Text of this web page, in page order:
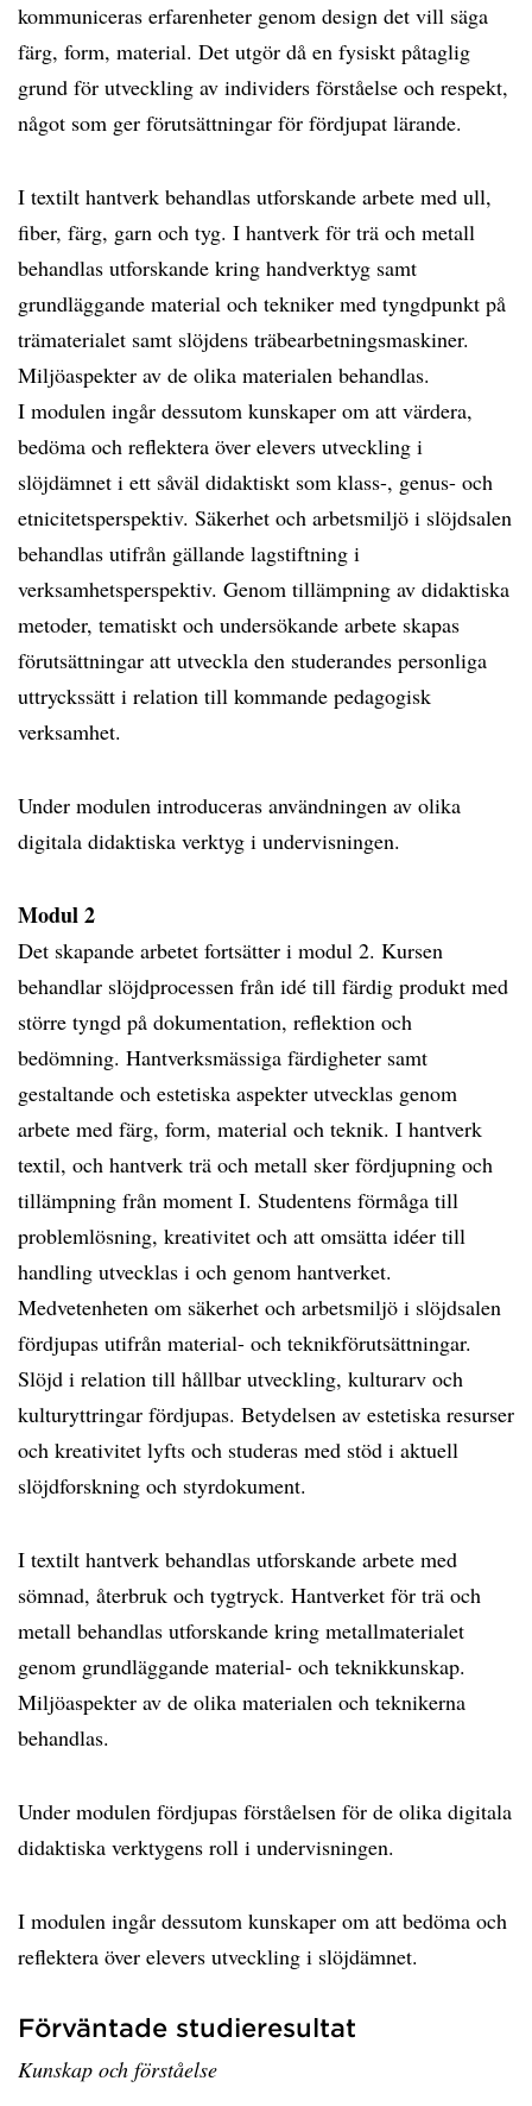
kommuniceras erfarenheter genom design det vill säga
färg, form, material. Det utgör då en fysiskt påtaglig
grund för utveckling av individers förståelse och respekt,
något som ger förutsättningar för fördjupat lärande.
I textilt hantverk behandlas utforskande arbete med ull,
fiber, färg, garn och tyg. I hantverk för trä och metall
behandlas utforskande kring handverktyg samt
grundläggande material och tekniker med tyngdpunkt på
trämaterialet samt slöjdens träbearbetningsmaskiner.
Miljöaspekter av de olika materialen behandlas.
I modulen ingår dessutom kunskaper om att värdera,
bedöma och reflektera över elevers utveckling i
slöjdämnet i ett såväl didaktiskt som klass-, genus- och
etnicitetsperspektiv. Säkerhet och arbetsmiljö i slöjdsalen
behandlas utifrån gällande lagstiftning i
verksamhetsperspektiv. Genom tillämpning av didaktiska
metoder, tematiskt och undersökande arbete skapas
förutsättningar att utveckla den studerandes personliga
uttryckssätt i relation till kommande pedagogisk
verksamhet.
Under modulen introduceras användningen av olika
digitala didaktiska verktyg i undervisningen.
Modul 2
Det skapande arbetet fortsätter i modul 2. Kursen
behandlar slöjdprocessen från idé till färdig produkt med
större tyngd på dokumentation, reflektion och
bedömning. Hantverksmässiga färdigheter samt
gestaltande och estetiska aspekter utvecklas genom
arbete med färg, form, material och teknik. I hantverk
textil, och hantverk trä och metall sker fördjupning och
tillämpning från moment I. Studentens förmåga till
problemlösning, kreativitet och att omsätta idéer till
handling utvecklas i och genom hantverket.
Medvetenheten om säkerhet och arbetsmiljö i slöjdsalen
fördjupas utifrån material- och teknikförutsättningar.
Slöjd i relation till hållbar utveckling, kulturarv och
kulturyttringar fördjupas. Betydelsen av estetiska resurser
och kreativitet lyfts och studeras med stöd i aktuell
slöjdforskning och styrdokument.
I textilt hantverk behandlas utforskande arbete med
sömnad, återbruk och tygtryck. Hantverket för trä och
metall behandlas utforskande kring metallmaterialet
genom grundläggande material- och teknikkunskap.
Miljöaspekter av de olika materialen och teknikerna
behandlas.
Under modulen fördjupas förståelsen för de olika digitala
didaktiska verktygens roll i undervisningen.
I modulen ingår dessutom kunskaper om att bedöma och
reflektera över elevers utveckling i slöjdämnet.
Förväntade studieresultat
Kunskap och förståelse